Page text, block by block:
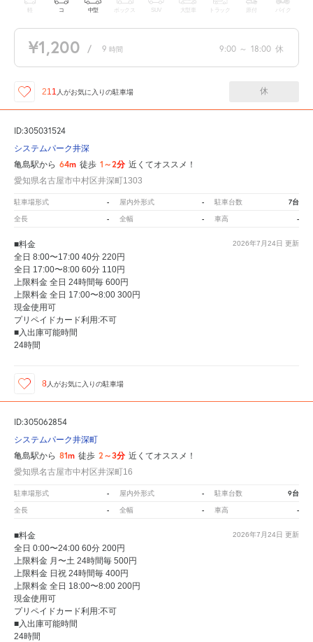
軽 コ 中型 ボックス SUV 大型車 トラック 原付 バイク
¥1,200 / 9 時間 9:00 ～ 18:00 休
211 人がお気に入りの駐車場 休
ID:305031524
システムパーク井深
亀島駅から 64m 徒歩 1～2分 近くてオススメ！
愛知県名古屋市中村区井深町1303
駐車場形式 - 屋内外形式 - 駐車台数 7台
全長 - 全幅 - 車高 -
2026年7月24日 更新
■料金
全日 8:00〜17:00 40分 220円
全日 17:00〜8:00 60分 110円
上限料金 全日 24時間毎 600円
上限料金 全日 17:00〜8:00 300円
現金使用可
プリペイドカード利用:不可
■入出庫可能時間
24時間
8 人がお気に入りの駐車場
ID:305062854
システムパーク井深町
亀島駅から 81m 徒歩 2～3分 近くてオススメ！
愛知県名古屋市中村区井深町16
駐車場形式 - 屋内外形式 - 駐車台数 9台
全長 - 全幅 - 車高 -
2026年7月24日 更新
■料金
全日 0:00〜24:00 60分 200円
上限料金 月〜土 24時間毎 500円
上限料金 日祝 24時間毎 400円
上限料金 全日 18:00〜8:00 200円
現金使用可
プリペイドカード利用:不可
■入出庫可能時間
24時間